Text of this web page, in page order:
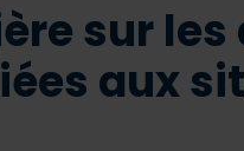
sur
aux